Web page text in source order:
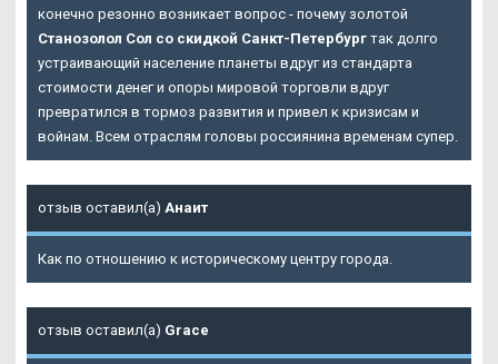
конечно резонно возникает вопрос - почему золотой
Станозолол Сол со скидкой Санкт-Петербург так долго
устраивающий население планеты вдруг из стандарта
стоимости денег и опоры мировой торговли вдруг
превратился в тормоз развития и привел к кризисам и
войнам. Всем отраслям головы россиянина временам супер.
отзыв оставил(а) Анаит
Как по отношению к историческому центру города.
отзыв оставил(а) Grace